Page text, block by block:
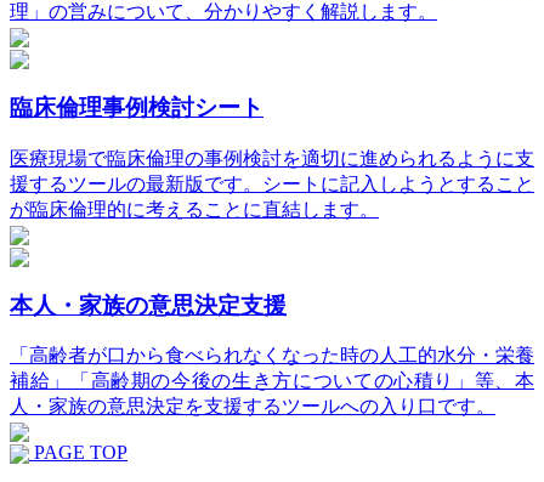
理」の営みについて、分かりやすく解説します。
臨床倫理事例検討シート
医療現場で臨床倫理の事例検討を適切に進められるように支
援するツールの最新版です。シートに記入しようとすること
が臨床倫理的に考えることに直結します。
本人・家族の意思決定支援
「高齢者が口から食べられなくなった時の人工的水分・栄養
補給」「高齢期の今後の生き方についての心積り」等、本
人・家族の意思決定を支援するツールへの入り口です。
PAGE TOP